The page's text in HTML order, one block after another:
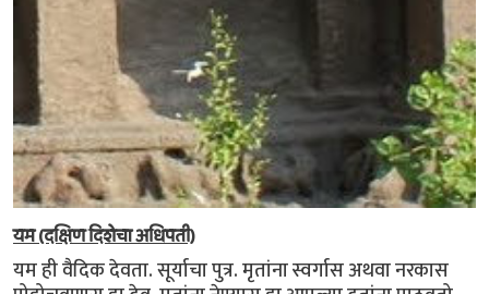
यम (दक्षिण दिशेचा अधिपती)
यम ही वैदिक देवता. सूर्याचा पुत्र. मृतांना स्वर्गास अथवा नरकास